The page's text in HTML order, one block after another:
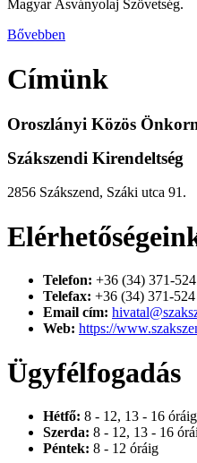
Magyar Ásványolaj Szövetség.
Bővebben
Címünk
Oroszlányi Közös
Szákszendi Kirendeltség
2856 Szákszend, Száki utca 91.
Telefon: +36 (34) 371-524
Telefax: +36 (34) 371-524
Email cím:
Web: https://
Ügyfélfogadás
Hétfő: 8 - 12, 13 - 16 óráig
Szerda: 8 - 12, 13 - 16
Péntek: 8 - 12 óráig